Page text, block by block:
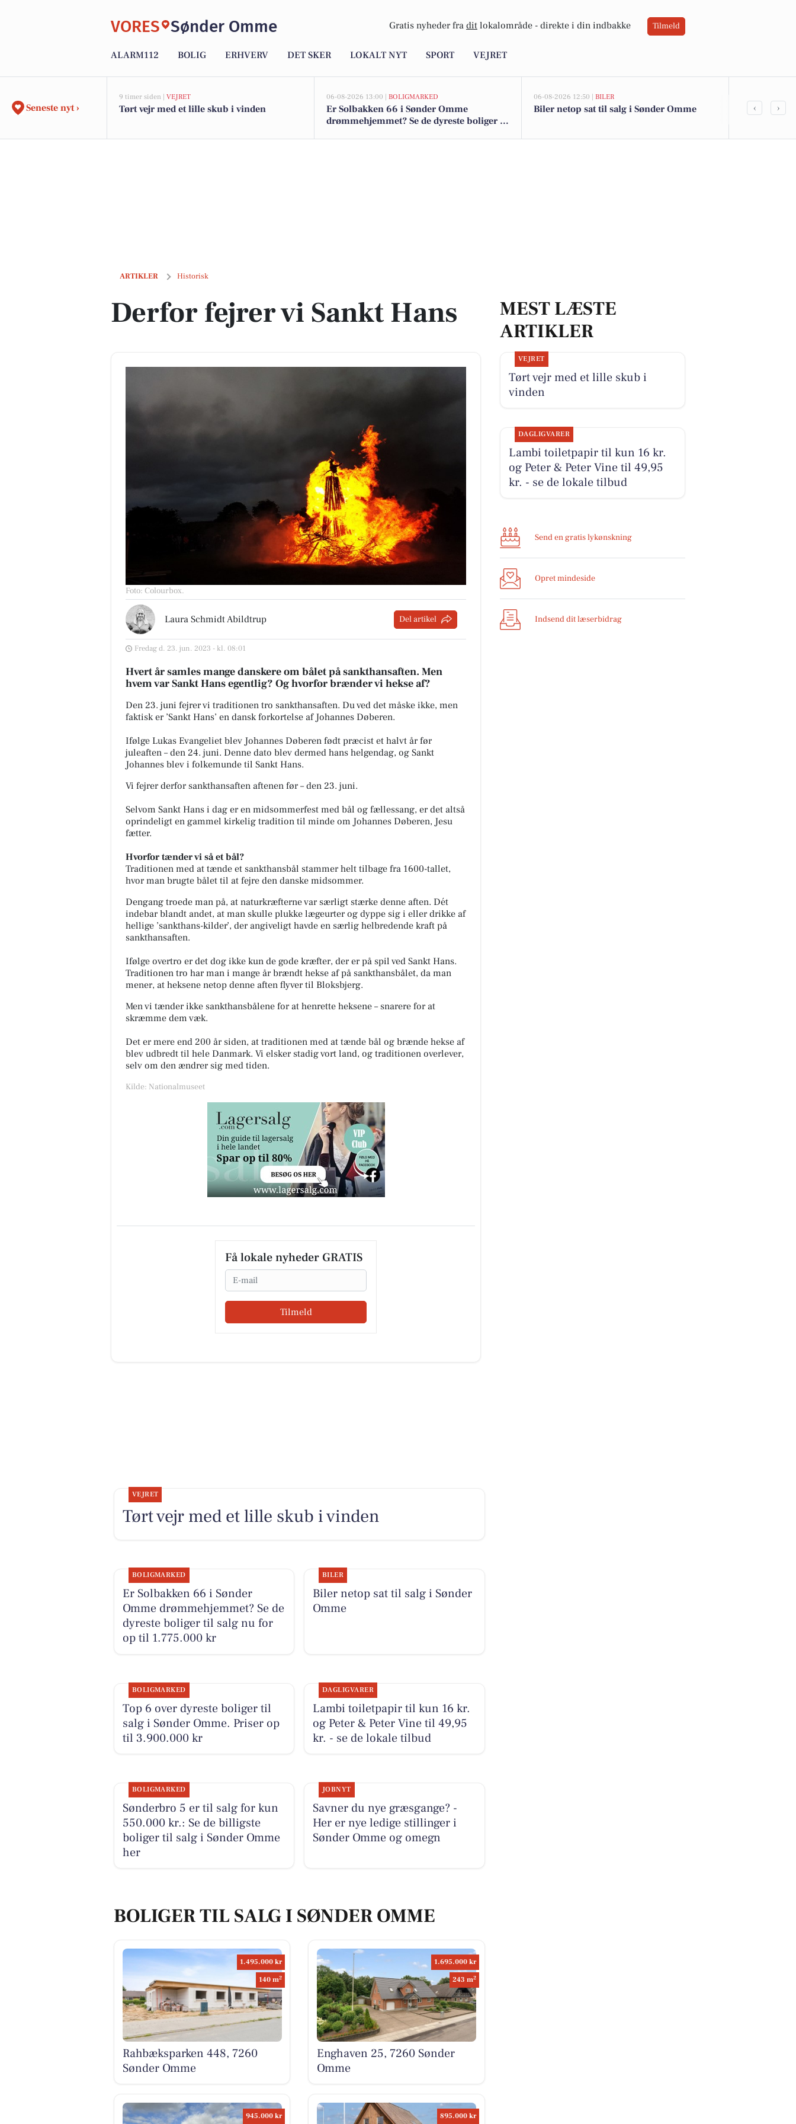
VORES Sønder Omme Gratis nyheder fra dit lokalområde - direkte i din indbakke Tilmeld
ALARM112 BOLIG ERHVERV DET SKER LOKALT NYT SPORT VEJRET
Seneste nyt ›
9 timer siden | VEJRET
Tørt vejr med et lille skub i vinden
06-08-2026 13:00 | BOLIGMARKED
Er Solbakken 66 i Sønder Omme
drømmehjemmet? Se de dyreste boliger til
06-08-2026 12:50 | BILER
Biler netop sat til salg i Sønder Omme
Top 6 over
‹ ›
ARTIKLER Historisk
Derfor fejrer vi Sankt Hans
Derfor fejrer vi Sankt Hans
Foto: Colourbox.
Laura Schmidt Abildtrup Del artikel
Fredag d. 23. jun. 2023 - kl. 08:01
Hvert år samles mange danskere om bålet på sankthansaften. Men
hvem var Sankt Hans egentlig? Og hvorfor brænder vi hekse af?
Den 23. juni fejrer vi traditionen tro sankthansaften. Du ved det måske ikke, men
faktisk er ’Sankt Hans’ en dansk forkortelse af Johannes Døberen.
Ifølge Lukas Evangeliet blev Johannes Døberen født præcist et halvt år før
juleaften – den 24. juni. Denne dato blev dermed hans helgendag, og Sankt
Johannes blev i folkemunde til Sankt Hans.
Vi fejrer derfor sankthansaften aftenen før – den 23. juni.
Selvom Sankt Hans i dag er en midsommerfest med bål og fællessang, er det altså
oprindeligt en gammel kirkelig tradition til minde om Johannes Døberen, Jesu
fætter.
Hvorfor tænder vi så et bål?
Traditionen med at tænde et sankthansbål stammer helt tilbage fra 1600-tallet,
hvor man brugte bålet til at fejre den danske midsommer.
Dengang troede man på, at naturkræfterne var særligt stærke denne aften. Dét
indebar blandt andet, at man skulle plukke lægeurter og dyppe sig i eller drikke af
hellige ’sankthans-kilder’, der angiveligt havde en særlig helbredende kraft på
sankthansaften.
Ifølge overtro er det dog ikke kun de gode kræfter, der er på spil ved Sankt Hans.
Traditionen tro har man i mange år brændt hekse af på sankthansbålet, da man
mener, at heksene netop denne aften flyver til Bloksbjerg.
Men vi tænder ikke sankthansbålene for at henrette heksene – snarere for at
skræmme dem væk.
Det er mere end 200 år siden, at traditionen med at tænde bål og brænde hekse af
blev udbredt til hele Danmark. Vi elsker stadig vort land, og traditionen overlever,
selv om den ændrer sig med tiden.
Kilde: Nationalmuseet
Få lokale nyheder GRATIS
Email
Tilmeld
MEST LÆSTE
ARTIKLER
VEJRET
Tørt vejr med et lille skub i
vinden
DAGLIGVARER
Lambi toiletpapir til kun 16 kr.
og Peter & Peter Vine til 49,95
kr. - se de lokale tilbud
Send en gratis lykønskning
Opret mindeside
Indsend dit læserbidrag
VEJRET
Tørt vejr med et lille skub i vinden
BOLIGMARKED
Er Solbakken 66 i Sønder
Omme drømmehjemmet? Se de
dyreste boliger til salg nu for
op til 1.775.000 kr
BILER
Biler netop sat til salg i Sønder
Omme
BOLIGMARKED
Top 6 over dyreste boliger til
salg i Sønder Omme. Priser op
til 3.900.000 kr
DAGLIGVARER
Lambi toiletpapir til kun 16 kr.
og Peter & Peter Vine til 49,95
kr. - se de lokale tilbud
BOLIGMARKED
Sønderbro 5 er til salg for kun
550.000 kr.: Se de billigste
boliger til salg i Sønder Omme
her
JOBNYT
Savner du nye græsgange? -
Her er nye ledige stillinger i
Sønder Omme og omegn
BOLIGER TIL SALG I SØNDER OMME
1.495.000 kr
140 m2
Rahbæksparken 448, 7260
Sønder Omme
1.695.000 kr
243 m2
Enghaven 25, 7260 Sønder
Omme
945.000 kr 895.000 kr